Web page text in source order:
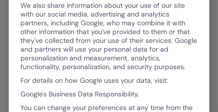
Digitalizzazione HR
I 5 migliori software HR per
digitalizzare i processi della tua
azienda
7 Aprile, 2026·11 minuti di lettura
We also share information about your use of our site
with our social media, advertising and analytics
partners, including Google, who may combine it with
other information that you've provided to them or that
they've collected from your use of their services. Google
and partners will use your personal data for ad
personalization and measurement, analytics,
functionality, personalization, and security purposes.
For details on how Google uses your data, visit:
Google's Business Data Responsibility.
You can change your preferences at any time from the